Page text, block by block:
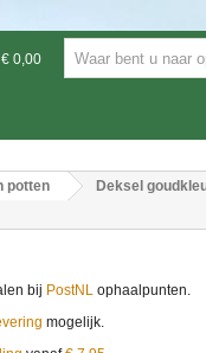
€ 0,00
potten
Deksel
bij PostNLophaalpunten.
mogelijk.